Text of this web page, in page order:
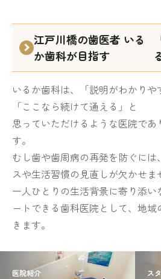
江戸川橋の歯医者 いる
か歯科が目指す
いるか歯科は、「説明がわかりや
「ここなら続けて通える」と
思っていただけるような医院であ
す。
むし歯や歯周病の再発を防ぐに
スや生活習慣の見直しが欠かせま
一人ひとりの生活背景に寄り添
ートできる歯科医院として、地
きます。
医院紹介 ス